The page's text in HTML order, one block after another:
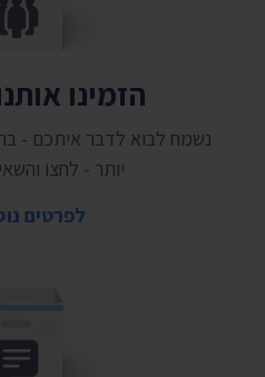
הזמינו
נשמח לבוא לדבר איתכם -
יותר - לחצו
לפרטים